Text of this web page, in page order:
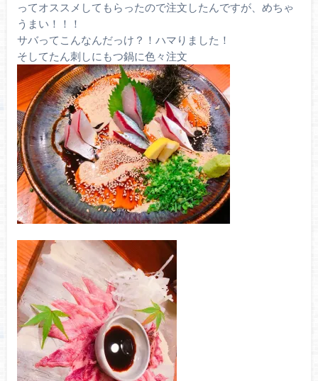
ってオススメしてもらったので注文したんですが、めちゃ
うまい！！！
サバってこんなんだっけ？！ハマりました！
そしてたん刺しにもつ鍋に色々注文